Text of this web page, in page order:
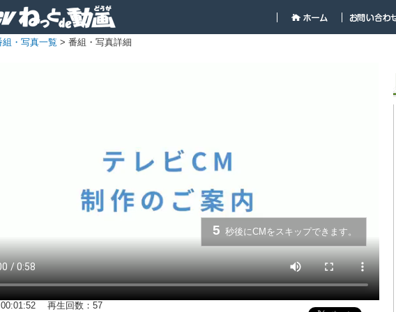
組・写真一覧 > 番組・写真詳細
5 秒後にCMをスキップできます。
00:01:52 再生回数：57